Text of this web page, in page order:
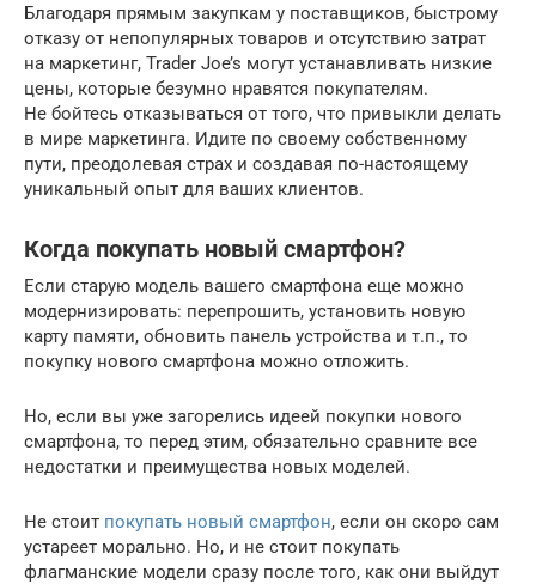
Благодаря прямым закупкам у поставщиков, быстрому
отказу от непопулярных товаров и отсутствию затрат
на маркетинг, Trader Joe’s могут устанавливать низкие
цены, которые безумно нравятся покупателям.
Не бойтесь отказываться от того, что привыкли делать
в мире маркетинга. Идите по своему собственному
пути, преодолевая страх и создавая по-настоящему
уникальный опыт для ваших клиентов.
Когда покупать новый смартфон?
Если старую модель вашего смартфона еще можно
модернизировать: перепрошить, установить новую
карту памяти, обновить панель устройства и т.п., то
покупку нового смартфона можно отложить.
Но, если вы уже загорелись идеей покупки нового
смартфона, то перед этим, обязательно сравните все
недостатки и преимущества новых моделей.
Не стоит покупать новый смартфон, если он скоро сам
устареет морально. Но, и не стоит покупать
флагманские модели сразу после того, как они выйдут